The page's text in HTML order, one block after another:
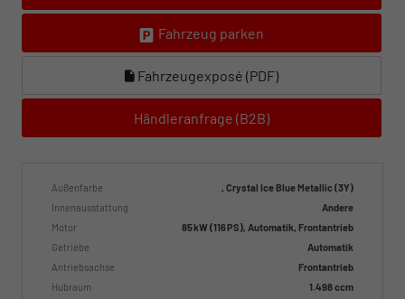
Fahrzeug parken
Fahrzeugexposé (PDF)
Händleranfrage (B2B)
Außenfarbe
, Crystal Ice Blue Metallic (3Y)
Innenausstattung
Andere
Motor
85 kW (116 PS), Automatik, Frontantrieb
Getriebe
Automatik
Antriebsachse
Frontantrieb
Hubraum
1.498 ccm